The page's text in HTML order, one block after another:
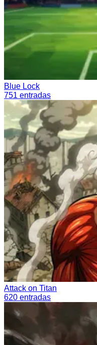
Blue Lock
751 entradas
Attack on Titan
620 entradas